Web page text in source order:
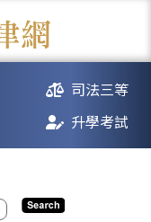
司法三等
升學考試